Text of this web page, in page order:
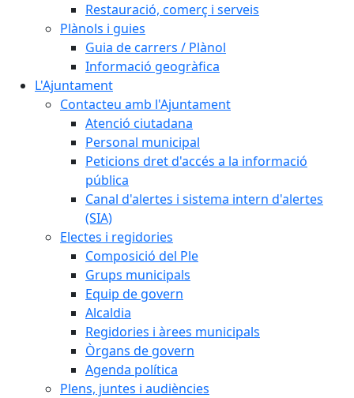
Restauració, comerç i serveis
Plànols i guies
Guia de carrers / Plànol
Informació geogràfica
L'Ajuntament
Contacteu amb l'Ajuntament
Atenció ciutadana
Personal municipal
Peticions dret d'accés a la informació
pública
Canal d'alertes i sistema intern d'alertes
(SIA)
Electes i regidories
Composició del Ple
Grups municipals
Equip de govern
Alcaldia
Regidories i àrees municipals
Òrgans de govern
Agenda política
Plens, juntes i audiències